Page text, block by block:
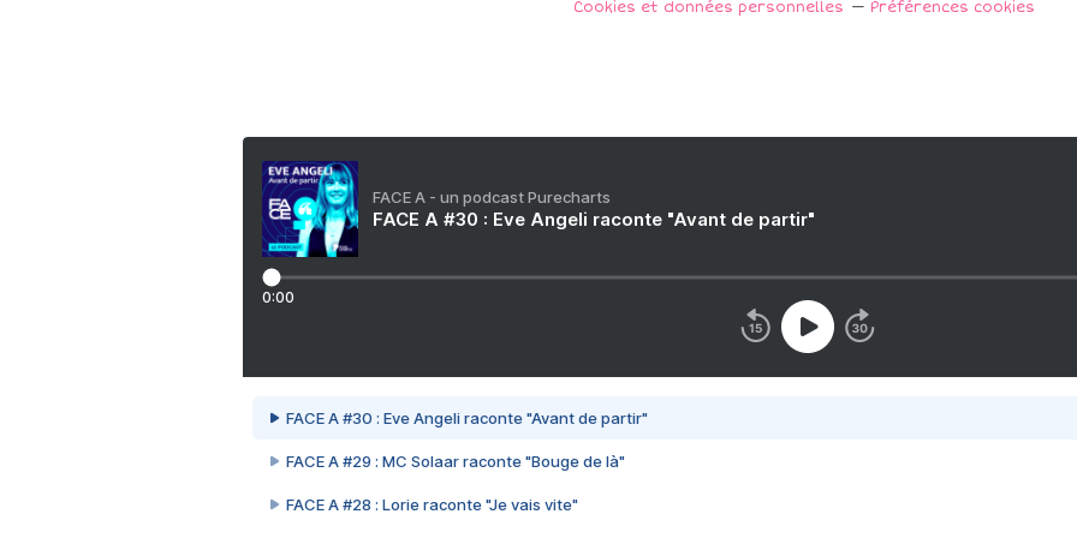
Cookies et données personnelles
Préférences cookies
FACE A - un podcast Purecharts
FACE A #30 : Eve Angeli raconte "Avant de partir"
0:00
FACE A #30 : Eve Angeli raconte "Avant de partir"
FACE A #29 : MC Solaar raconte "Bouge de là"
FACE A #28 : Lorie raconte "Je vais vite"